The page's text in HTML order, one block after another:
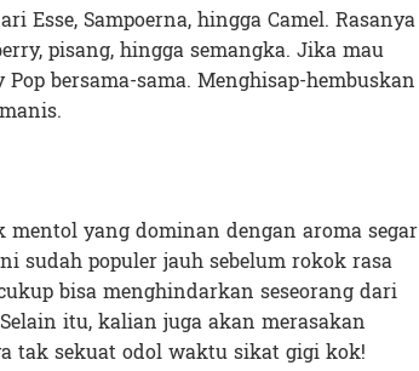
Esse, Sampoerna, hingga Camel. Rasanya
pisang, hingga semangka. Jika mau
bersama-sama. Menghisap-hembuskan
yang dominan dengan aroma segar
sudah populer jauh sebelum rokok rasa
bisa menghindarkan seseorang dari
itu, kalian juga akan merasakan
tak sekuat odol waktu sikat gigi kok!